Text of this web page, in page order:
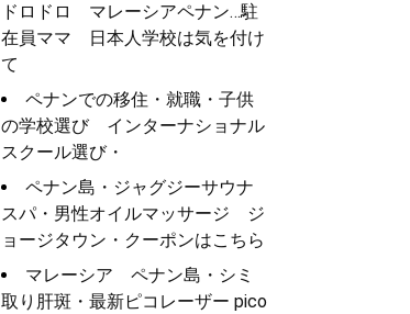
ドロドロ マレーシアペナン…駐
在員ママ 日本人学校は気を付け
て
ペナンでの移住・就職・子供
の学校選び インターナショナル
スクール選び・
ペナン島・ジャグジーサウナ
スパ・男性オイルマッサージ ジ
ョージタウン・クーポンはこちら
マレーシア ペナン島・シミ
取り肝斑・最新ピコレーザー pico